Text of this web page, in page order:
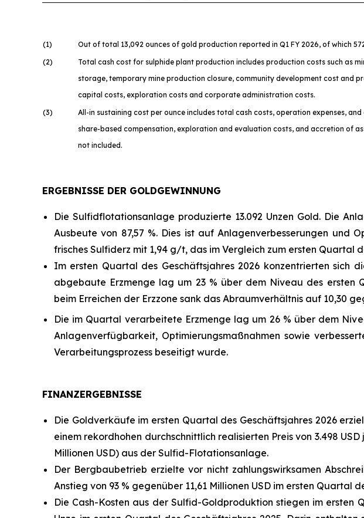
(1)
Out of total 13,092 ounces of gold production reported in Q1 FY 2026, of which
(2)
Total cash cost for sulphide plant production includes production costs such as
storage, temporary mine production closure, community development cost and
capital costs, exploration costs and corporate administration costs.
(3)
All-in sustaining cost per ounce includes total cash costs, operation expenses,
share-based compensation, exploration and evaluation costs, and accretion of
not included.
ERGEBNISSE DER GOLDGEWINNUNG
Die Sulfidflotationsanlage produzierte 13.092 Unzen Gold. Die
Ausbeute von 87,57 %. Dies ist auf Anlagenverbesserungen und
frisches Sulfiderz mit 1,94 g/t, das im Vergleich zum ersten Quartal
Im ersten Quartal des Geschäftsjahres 2026 konzentrierten
abgebaute Erzmenge lag um 23 % über dem Niveau des ersten
beim Erreichen der Erzzone sank das Abraumverhältnis auf 10,30
Die im Quartal verarbeitete Erzmenge lag um 26 % über dem
Anlagenverfügbarkeit, Optimierungsmaßnahmen sowie
Verarbeitungsprozess beseitigt wurde.
FINANZERGEBNISSE
Die Goldverkäufe im ersten Quartal des Geschäftsjahres 2026
einem rekordhohen durchschnittlich realisierten Preis von 3.498 USD
Millionen USD) aus der Sulfid-Flotationsanlage.
Der Bergbaubetrieb erzielte vor nicht zahlungswirksamen
Anstieg von 93 % gegenüber 11,61 Millionen USD im ersten Quartal
Die Cash-Kosten aus der Sulfid-Goldproduktion stiegen im ersten